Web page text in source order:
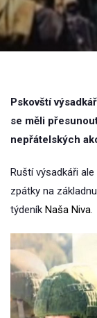
Pskovští
se měli
nepřátelských
Ruští výsadkáři
zpátky na
týdeník Naša Niva.